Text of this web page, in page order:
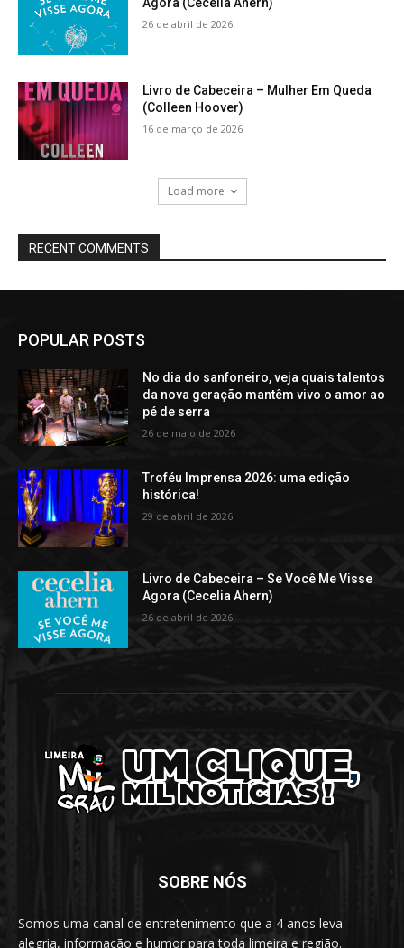
POPULAR POSTS
No dia do sanfoneiro, veja quais talentos
da nova geração mantêm vivo o amor ao
pé de serra
26 de maio de 2026
Troféu Imprensa 2026: uma edição
histórica!
29 de abril de 2026
Livro de Cabeceira – Se Você Me Visse
Agora (Cecelia Ahern)
26 de abril de 2026
SOBRE NÓS
Somos uma canal de entretenimento que a 4 anos leva
alegria, informação e humor para toda limeira e região.